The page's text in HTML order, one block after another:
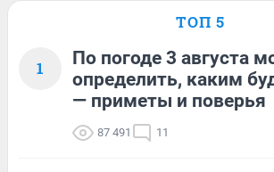
ТОП 5
1
По погоде 3 августа
определить, каким
— приметы и поверья
87 491 11